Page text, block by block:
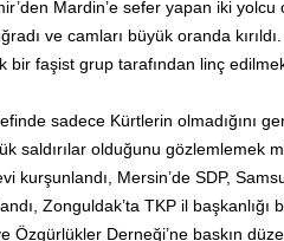
Mardin’e sefer yapan iki yolcu
ve camları büyük oranda
bir faşist grup tarafından linç
sadece Kürtlerin olmadığını
saldırılar olduğunu gözlemlemek
kurşunlandı, Mersin’de SDP,
Zonguldak’ta TKP il başkanlığı
Özgürlükler Derneği’ne baskın